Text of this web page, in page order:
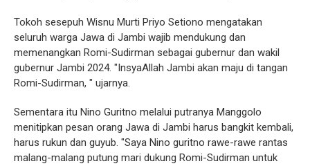
Tokoh sesepuh Wisnu Murti Priyo Setiono mengatakan
seluruh warga Jawa di Jambi wajib mendukung dan
memenangkan Romi-Sudirman sebagai gubernur dan wakil
gubernur Jambi 2024. "InsyaAllah Jambi akan maju di tangan
Romi-Sudirman, " ujarnya.
Sementara itu Nino Guritno melalui putranya Manggolo
menitipkan pesan orang Jawa di Jambi harus bangkit kembali,
harus rukun dan guyub. "Saya Nino guritno rawe-rawe rantas
malang-malang putung mari dukung Romi-Sudirman untuk